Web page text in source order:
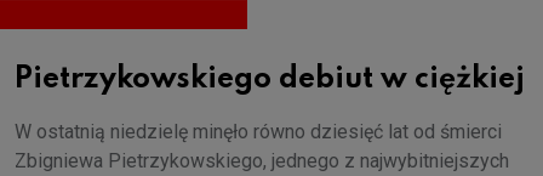
Pietrzykowskiego debiut w ciężkiej
W ostatnią niedzielę minęło równo dziesięć lat od śmierci
Zbigniewa Pietrzykowskiego, jednego z najwybitniejszych